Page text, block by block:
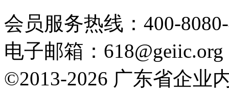
会员服务热线：400-
电子邮箱：618@geiic.org
©2013-2026 广东省企业